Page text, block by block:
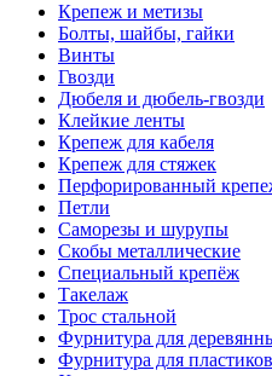
Крепеж и метизы
Болты, шайбы, гайки
Винты
Гвозди
Дюбеля и дюбель-гвозди
Клейкие ленты
Крепеж для кабеля
Крепеж для стяжек
Перфорированный
Петли
Саморезы и шурупы
Скобы металлические
Специальный крепёж
Такелаж
Трос стальной
Фурнитура для
Фурнитура для